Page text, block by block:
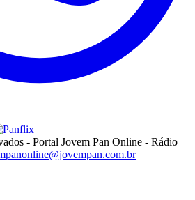
- Portal Jovem Pan Online - Rádio